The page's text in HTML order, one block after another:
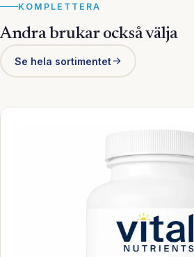
KOMPLETTERA
Andra brukar också välja
Se hela sortimentet